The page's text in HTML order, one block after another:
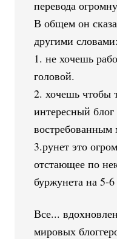
перевода
В общем он
другими словами:
1. не хочешь
головой.
2. хочешь чтобы
интересный
востребованным
3.рунет это
отстающее по
буржунета на 5-6
Все...
мировых